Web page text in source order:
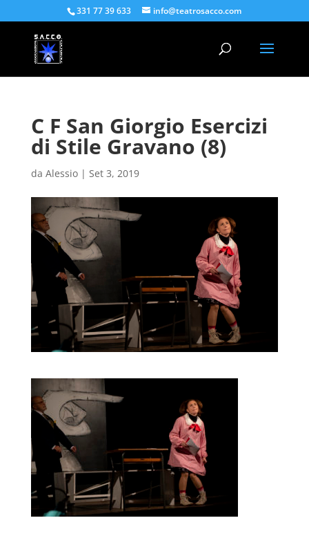
331 77 39 633 info@teatrosacco.com
C F San Giorgio Esercizi
di Stile Gravano (8)
da Alessio| Set 3, 2019